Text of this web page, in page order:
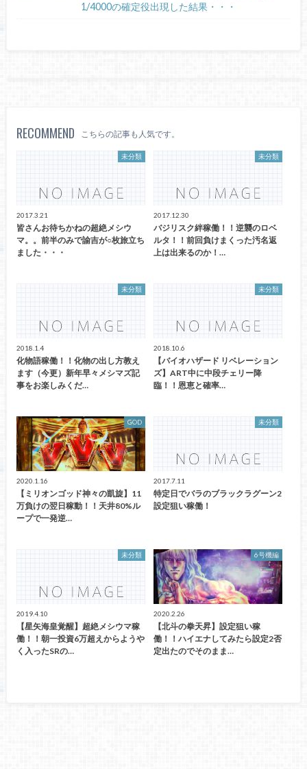
1/4000の確定役出現した結果・・・
RECOMMEND こちらの記事も人気です。
未分類
2017.3.21
皆さんお待ちかねの超絶メシウ
マ。。前半のみで諭吉が○枚旅立ち
ました・・・
未分類
2017.12.30
バジリスク絆稼働！！逆襲のロベ
ルタ！！前回負けまくった汚名返
上は出来るのか！…
未分類
2018.1.4
化物語稼働！！化物の出し方教え
ます（今更）新年早々メシマズ記
事をお楽しみくだ…
未分類
2018.10.6
【バイオハザード リベレーション
ズ】ART中に中段チェリー降
臨！！恩恵と確率…
GOD
2020.1.16
【ミリオンゴッド神々の凱旋】11
万負けの翌日稼動！！天井80%ル
ープで一発逆…
未分類
2017.7.11
特定日でバラのブラックラグーン2
設定狙い稼働！
未分類
2019.4.10
【星矢海皇覚醒】超絶メシウマ稼
働！！朝一投資6万超えからようや
く入ったSRの…
6号機編
2020.2.26
【北斗の拳天昇】設定狙い稼
働！！ハイエナしてみたら設定2否
定出たのでそのまま…